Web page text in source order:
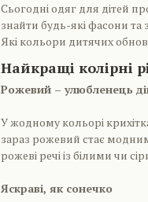
Сьогодні одяг для дітей
знайти будь-які фасони
Які кольори дитячих
Найкращі колірні
Рожевий – улюбленець
У жодному кольорі
зараз рожевий стає
рожеві речі із білими чи
Яскраві, як сонечко